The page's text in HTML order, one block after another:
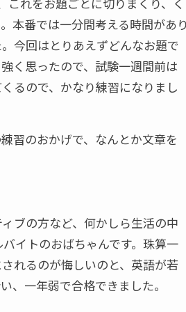
本番では一分間考える時間があ
今回はとりあえずどんなお題で
く思ったので、試験一週間前は
るので、かなり練習になりまし
習のおかげで、なんとか文章を
ブの方など、何かしら生活の中
イトのおばちゃんです。珠算一
れるのが悔しいのと、英語が若
、一年弱で合格できました。